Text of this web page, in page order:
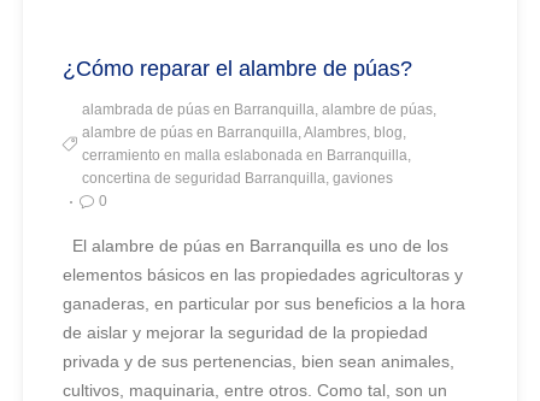
¿Cómo reparar el alambre de púas?
alambrada de púas en Barranquilla, alambre de púas,
alambre de púas en Barranquilla, Alambres, blog,
cerramiento en malla eslabonada en Barranquilla,
concertina de seguridad Barranquilla, gaviones
0
El alambre de púas en Barranquilla es uno de los
elementos básicos en las propiedades agricultoras y
ganaderas, en particular por sus beneficios a la hora
de aislar y mejorar la seguridad de la propiedad
privada y de sus pertenencias, bien sean animales,
cultivos, maquinaria, entre otros. Como tal, son un